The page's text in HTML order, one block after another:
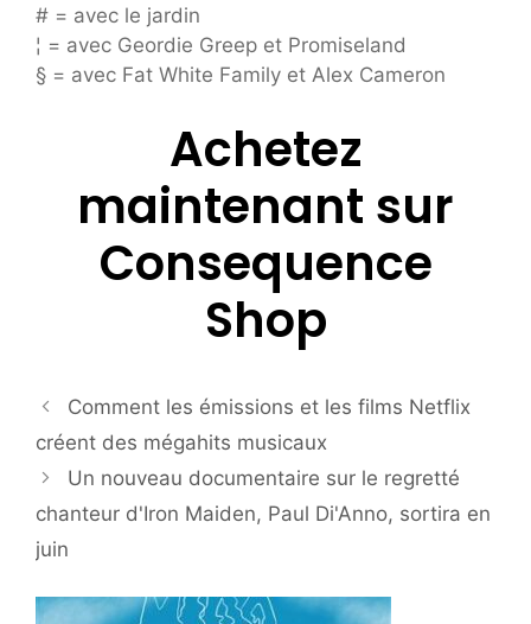
# = avec le jardin
¦ = avec Geordie Greep et Promiseland
§ = avec Fat White Family et Alex Cameron
Achetez
maintenant sur
Consequence
Shop
Comment les émissions et les films Netflix
créent des mégahits musicaux
Un nouveau documentaire sur le regretté
chanteur d'Iron Maiden, Paul Di'Anno, sortira en
juin